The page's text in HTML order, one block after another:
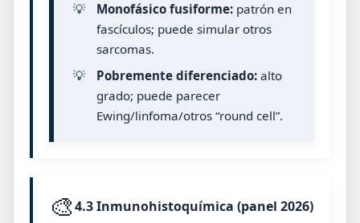
💡
Monofásico fusiforme:patrón en
fascículos; puede simular otros
sarcomas.
💡
Pobremente diferenciado:alto
grado; puede parecer
Ewing/linfoma/otros “round cell”.
🎨4.3 Inmunohistoquímica (panel 2026)